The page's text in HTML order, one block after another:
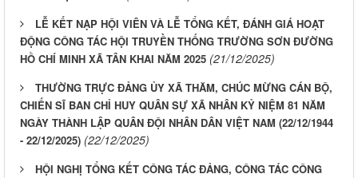
LỄ KẾT NẠP HỘI VIÊN VÀ LỄ TỔNG KẾT, ĐÁNH GIÁ HOẠT
ĐỘNG CÔNG TÁC HỘI TRUYỀN THỐNG TRƯỜNG SƠN ĐƯỜNG
HỒ CHÍ MINH XÃ TÂN KHAI NĂM 2025 (21/12/2025)
THƯỜNG TRỰC ĐẢNG ỦY XÃ THĂM, CHÚC MỪNG CÁN BỘ,
CHIẾN SĨ BAN CHỈ HUY QUÂN SỰ XÃ NHÂN KỶ NIỆM 81 NĂM
NGÀY THÀNH LẬP QUÂN ĐỘI NHÂN DÂN VIỆT NAM (22/12/1944
- 22/12/2025) (22/12/2025)
HỘI NGHỊ TỔNG KẾT CÔNG TÁC ĐẢNG, CÔNG TÁC CÔNG